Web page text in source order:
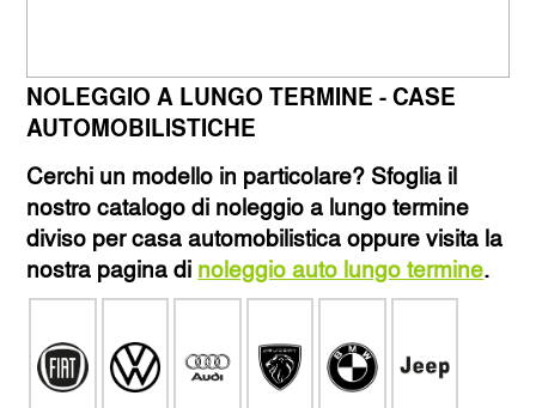
NOLEGGIO A LUNGO TERMINE - CASE
AUTOMOBILISTICHE
Cerchi un modello in particolare? Sfoglia il
nostro catalogo di noleggio a lungo termine
diviso per casa automobilistica oppure visita la
nostra pagina di noleggio auto lungo termine.